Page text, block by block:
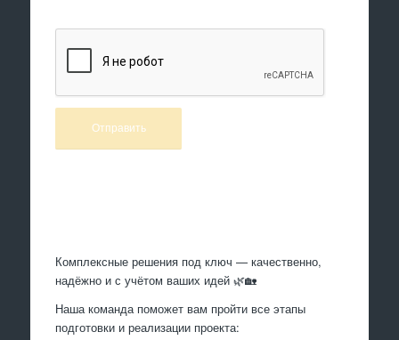
Комплексные решения под ключ — качественно,
надёжно и с учётом ваших идей 🌿🏡
Наша команда поможет вам пройти все этапы
подготовки и реализации проекта: